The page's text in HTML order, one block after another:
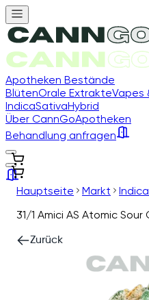
Apotheken Bestände
BlütenOrale ExtrakteVapes
IndicaSativaHybrid
Über CannGoApotheken
Behandlung anfragen
Hauptseite Markt
31/1 Amici AS Atomic
Zurück